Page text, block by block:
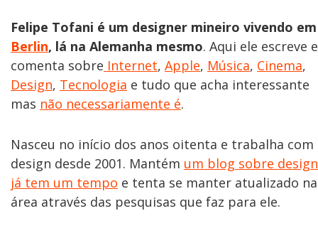
Felipe Tofani é um designer mineiro vivendo em
Berlin, lá na Alemanha mesmo. Aqui ele escreve e
comenta sobre Internet, Apple, Música, Cinema,
Design, Tecnologia e tudo que acha interessante
mas não necessariamente é.
Nasceu no início dos anos oitenta e trabalha com
design desde 2001. Mantém um blog sobre design
já tem um tempo e tenta se manter atualizado na
área através das pesquisas que faz para ele.